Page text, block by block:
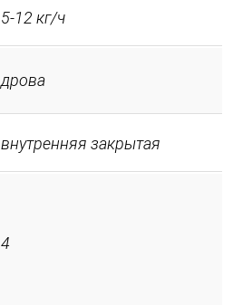
5-12 кг/ч
дрова
внутренняя закрытая
4